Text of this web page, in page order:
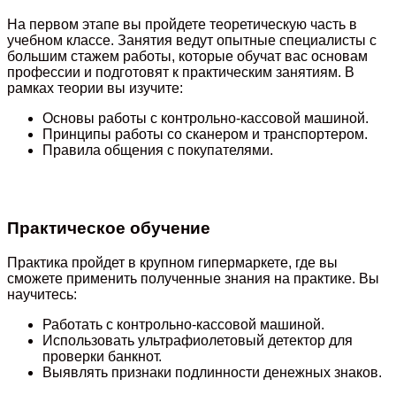
На первом этапе вы пройдете теоретическую часть в
учебном классе. Занятия ведут опытные специалисты с
большим стажем работы, которые обучат вас основам
профессии и подготовят к практическим занятиям. В
рамках теории вы изучите:
Основы работы с контрольно-кассовой машиной.
Принципы работы со сканером и транспортером.
Правила общения с покупателями.
Практическое обучение
Практика пройдет в крупном гипермаркете, где вы
сможете применить полученные знания на практике. Вы
научитесь:
Работать с контрольно-кассовой машиной.
Использовать ультрафиолетовый детектор для
проверки банкнот.
Выявлять признаки подлинности денежных знаков.